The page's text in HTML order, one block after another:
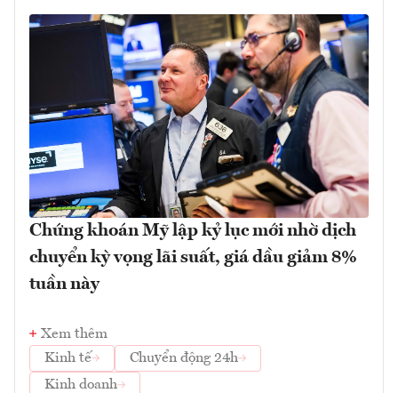
Chứng khoán Mỹ lập kỷ lục mới nhờ dịch
chuyển kỳ vọng lãi suất, giá dầu giảm 8%
tuần này
Xem thêm
Kinh tế
Chuyển động 24h
Kinh doanh